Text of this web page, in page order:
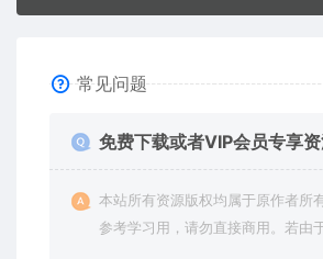
常见问题
免费下载或者VIP会员专享
本站所有资源版权均属于原作者所
参考学习用，请勿直接商用。若由